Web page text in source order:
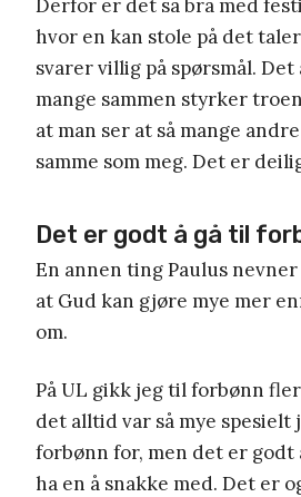
Derfor er det så bra med
hvor en kan stole på det
svarer villig på spørsmål. Det
mange sammen styrker
at man ser at så mange
samme som meg. Det er
Det er godt å gå til
En annen ting Paulus
at Gud kan gjøre mye mer
om.
På UL gikk jeg til forbønn
det alltid var så mye spesielt
forbønn for, men det er godt
ha en å snakke med. Det er